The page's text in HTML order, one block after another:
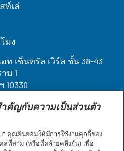
ท์เล่
มง
เซ็นทรัล เวิร์ล ชั้น 38-43
ม 1
10330
ำคัญกับความเป็นส่วนตัว
" คุณยินยอมให้มีการใช้งานคุกกี้ของ
ที่สาม (หรือที่คล้ายคลึงกัน) เพื่อ